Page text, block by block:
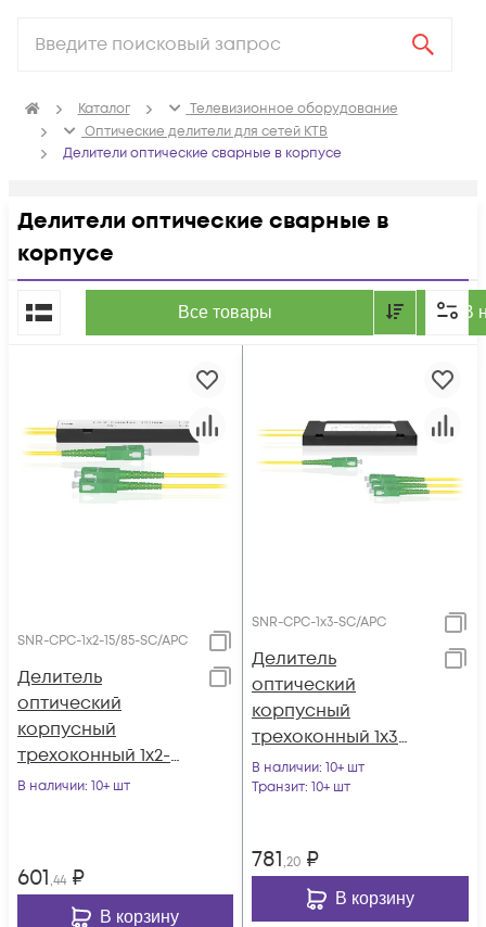
Каталог
Телевизионное оборудование
Оптические делители для сетей КТВ
Делители оптические сварные в корпусе
Делители оптические сварные в
корпусе
Все товары В
По популярности
SNR-CPC-1x2-15/85-SC/APC
Делитель
оптический
корпусный
трехоконный 1х2-
15/85 SC/APC
В наличии: 10+ шт
601,44 ₽
В корзину
SNR-CPC-1x3-SC/APC
Делитель
оптический
корпусный
трехоконный 1х3
SC/APC
В наличии: 10+ шт
Транзит: 10+ шт
781,20 ₽
В корзину